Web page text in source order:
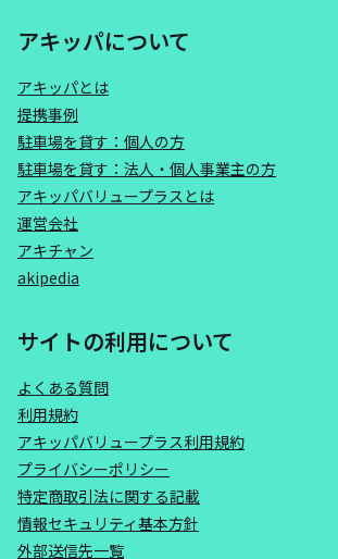
アキッパについて
アキッパとは
提携事例
駐車場を貸す：個人の方
駐車場を貸す：法人・個人事業主の方
アキッパバリュープラスとは
運営会社
アキチャン
akipedia
サイトの利用について
よくある質問
利用規約
アキッパバリュープラス利用規約
プライバシーポリシー
特定商取引法に関する記載
情報セキュリティ基本方針
外部送信先一覧